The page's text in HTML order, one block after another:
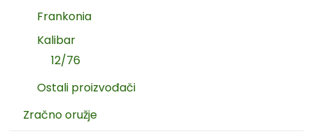
Frankonia
Kalibar
12/76
Ostali proizvođači
Zračno oružje